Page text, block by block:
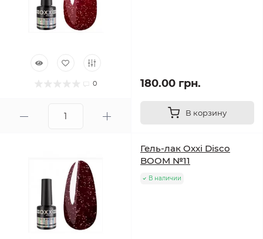
0 180.00 грн.
В корзину
Гель-лак Oxxi Disco
BOOM №11
В наличии